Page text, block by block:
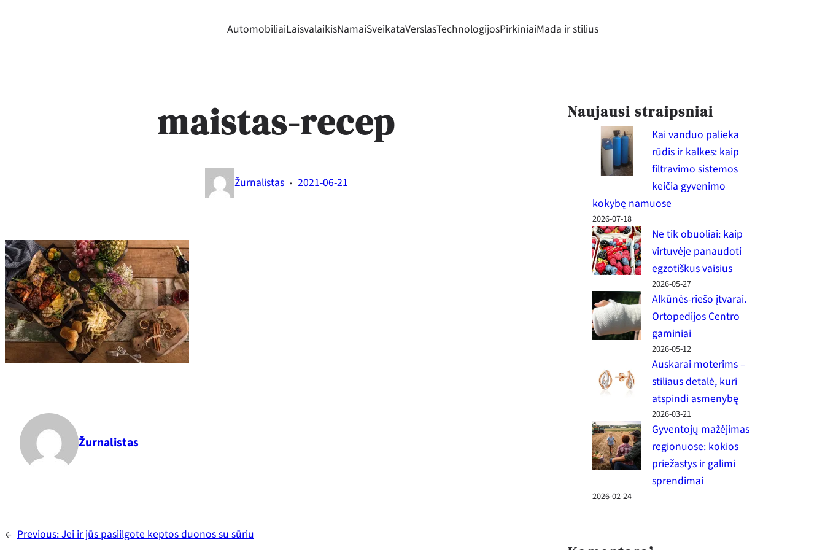
AutomobiliaiLaisvalaikisNamaiSveikataVerslasTechnologijosPirkiniaiMada ir stilius
maistas-recep
Žurnalistas · 2021-06-21
Žurnalistas
← Previous:Jei ir jūs pasiilgote keptos duonos su sūriu
Naujausi straipsniai
Kai vanduo palieka
rūdis ir kalkes: kaip
filtravimo sistemos
keičia gyvenimo
kokybę namuose
2026-07-18
Ne tik obuoliai: kaip
virtuvėje panaudoti
egzotiškus vaisius
2026-05-27
Alkūnės-riešo įtvarai.
Ortopedijos Centro
gaminiai
2026-05-12
Auskarai moterims –
stiliaus detalė, kuri
atspindi asmenybę
2026-03-21
Gyventojų mažėjimas
regionuose: kokios
priežastys ir galimi
sprendimai
2026-02-24